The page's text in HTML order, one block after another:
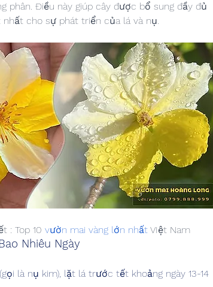
phân. Điều này giúp cây được bổ sung đầy đủ
cho sự phát triển của lá và nụ.
: Top 10 vườn mai vàng lớn nhất VIệt Nam
Nhiêu Ngày
là nụ kim), lặt lá trước tết khoảng ngày 13-14